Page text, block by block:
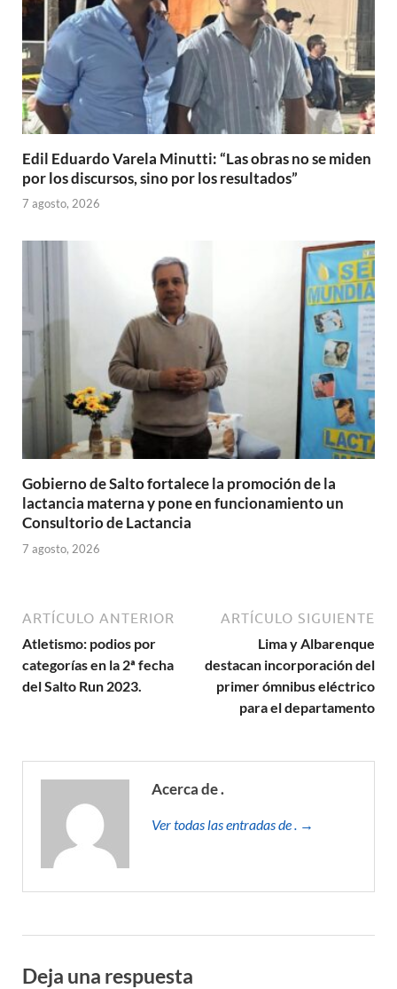
Edil Eduardo Varela Minutti: “Las obras no se miden
por los discursos, sino por los resultados”
7 agosto, 2026
Gobierno de Salto fortalece la promoción de la
lactancia materna y pone en funcionamiento un
Consultorio de Lactancia
7 agosto, 2026
ARTÍCULO ANTERIOR
Atletismo: podios por
categorías en la 2ª fecha
del Salto Run 2023.
ARTÍCULO SIGUIENTE
Lima y Albarenque
destacan incorporación del
primer ómnibus eléctrico
para el departamento
Acerca de .
Ver todas las entradas de . →
Deja una respuesta